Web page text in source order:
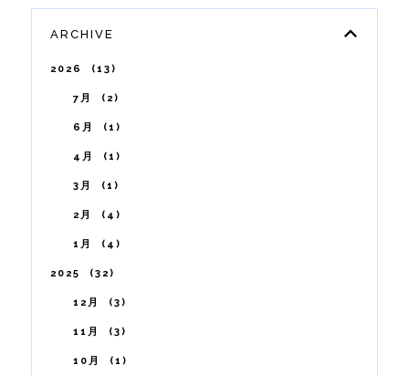
ARCHIVE
2026 13
7月 2
6月 1
4月 1
3月 1
2月 4
1月 4
2025 32
12月 3
11月 3
10月 1